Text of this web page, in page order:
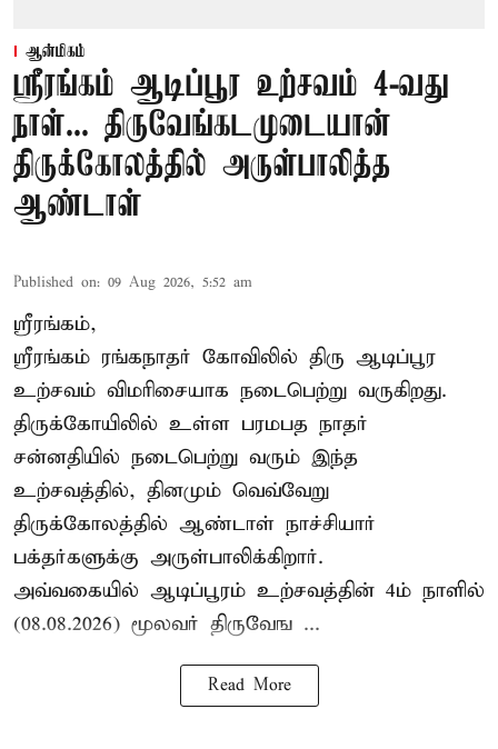
ஆன்மிகம்
ஸ்ரீரங்கம் ஆடிப்பூர உற்சவம் 4-வது
நாள்... திருவேங்கடமுடையான்
திருக்கோலத்தில் அருள்பாலித்த
ஆண்டாள்
Published on: 09 Aug 2026, 5:52 am
ஸ்ரீரங்கம்,
ஸ்ரீரங்கம் ரங்கநாதர் கோவிலில் திரு ஆடிப்பூர
உற்சவம் விமரிசையாக நடைபெற்று வருகிறது.
திருக்கோயிலில் உள்ள பரமபத நாதர்
சன்னதியில் நடைபெற்று வரும் இந்த
உற்சவத்தில், தினமும் வெவ்வேறு
திருக்கோலத்தில் ஆண்டாள் நாச்சியார்
பக்தர்களுக்கு அருள்பாலிக்கிறார்.
அவ்வகையில் ஆடிப்பூரம் உற்சவத்தின் 4ம் நாளில்
(08.08.2026) மூலவர் திருவேங ...
Read More